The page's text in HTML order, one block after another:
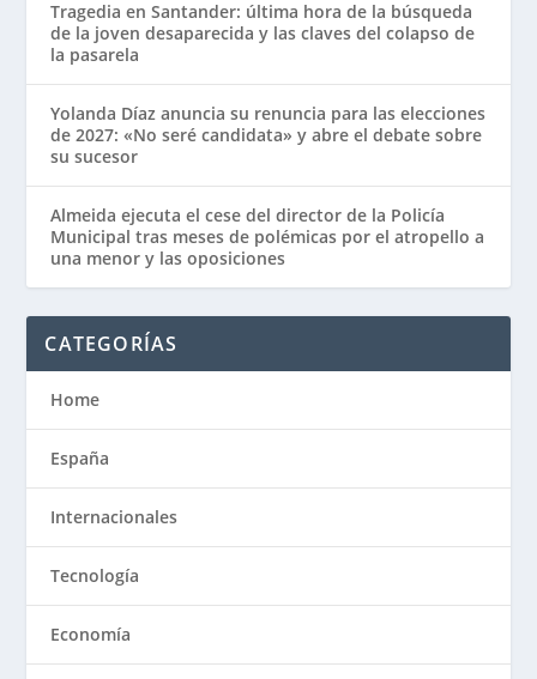
Tragedia en Santander: última hora de la búsqueda
de la joven desaparecida y las claves del colapso de
la pasarela
Yolanda Díaz anuncia su renuncia para las elecciones
de 2027: «No seré candidata» y abre el debate sobre
su sucesor
Almeida ejecuta el cese del director de la Policía
Municipal tras meses de polémicas por el atropello a
una menor y las oposiciones
CATEGORÍAS
Home
España
Internacionales
Tecnología
Economía